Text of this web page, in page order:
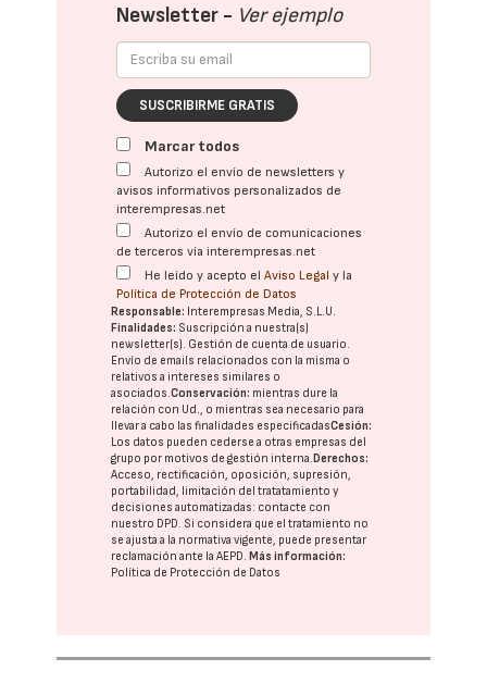
Newsletter - Ver ejemplo
SUSCRIBIRME GRATIS
Marcar todos
Autorizo el envío de newsletters y
avisos informativos personalizados de
interempresas.net
Autorizo el envío de comunicaciones
de terceros vía interempresas.net
He leído y acepto elAviso Legal y la
Política de Protección de Datos
Responsable: Interempresas Media, S.L.U.
Finalidades: Suscripción a nuestra(s)
newsletter(s). Gestión de cuenta de usuario.
Envío de emails relacionados con la misma o
relativos a intereses similares o
asociados.Conservación: mientras dure la
relación con Ud., o mientras sea necesario para
llevar a cabo las finalidades especificadasCesión:
Los datos pueden cederse a otras empresas del
grupo por motivos de gestión interna.Derechos:
Acceso, rectificación, oposición, supresión,
portabilidad, limitación del tratatamiento y
decisiones automatizadas: contacte con
nuestro DPD. Si considera que el tratamiento no
se ajusta a la normativa vigente, puede presentar
reclamación ante laAEPD.Más información:
Política de Protección de Datos